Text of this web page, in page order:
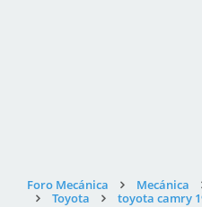
Foro Mecánica Mecánica
Toyota
toyota camry